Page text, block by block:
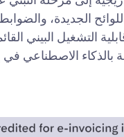
الجديدة،
بالذكاء الاصطناعي